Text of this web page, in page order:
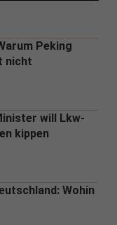
Peking
nicht
will Lkw-
kippen
Wohin